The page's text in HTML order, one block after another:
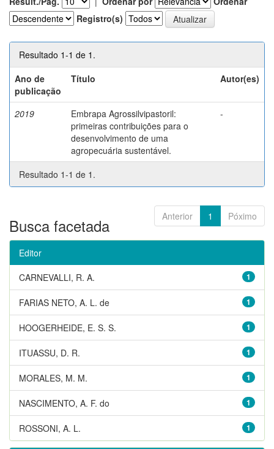
Registro(s)
Resultado 1-1 de 1.
Ano de
publicação
Título Autor(es)
2019
Embrapa Agrossilvipastoril:
primeiras contribuições para o
desenvolvimento de uma
agropecuária sustentável.
-
Resultado 1-1 de 1.
Anterior 1 Póximo
Busca facetada
Editor
1
CARNEVALLI, R. A.
1
FARIAS NETO, A. L. de
1
HOOGERHEIDE, E. S. S.
1
ITUASSU, D. R.
1
MORALES, M. M.
1
NASCIMENTO, A. F. do
1
ROSSONI, A. L.